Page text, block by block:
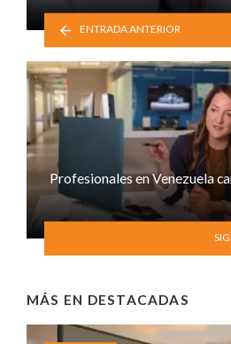
ENTRADA ANTERIOR
Profesionales en Venezuela
MÁS EN DESTACADAS